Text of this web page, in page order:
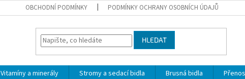
OBCHODNÍ PODMÍNKY PODMÍNKY OCHRANY OSOBNÍCH ÚDAJŮ
HLEDAT
Vitamíny a minerály Stromy a sedací bidla Brusná bidla